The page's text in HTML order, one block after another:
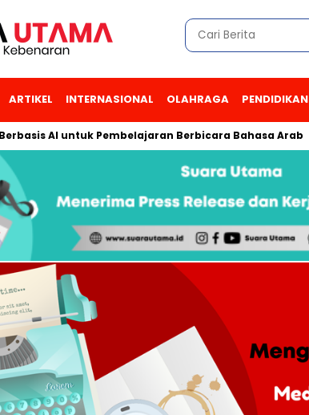
ARTIKEL INTERNASIONAL OLAHRAGA PENDIDIKAN
AI untuk Pembelajaran Berbicara Bahasa Arab